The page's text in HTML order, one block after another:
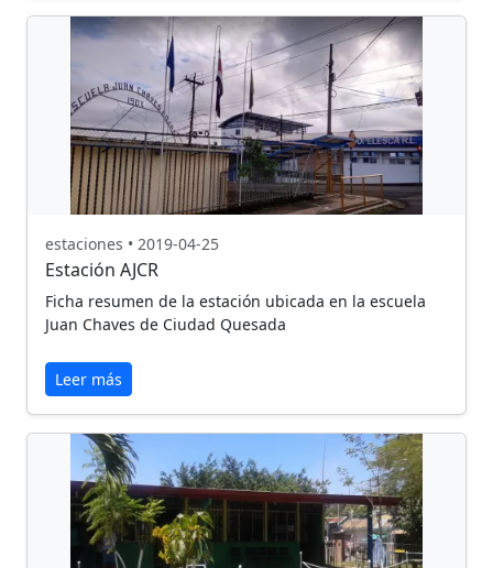
estaciones • 2019-04-25
Estación AJCR
Ficha resumen de la estación ubicada en la escuela
Juan Chaves de Ciudad Quesada
Leer más